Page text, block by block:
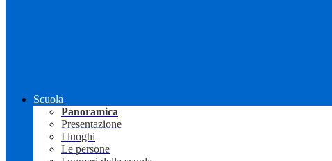
Scuola
Panoramica
Presentazione
I luoghi
Le persone